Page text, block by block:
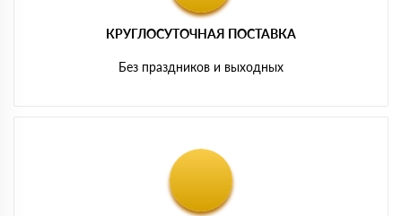
КРУГЛОСУТОЧНАЯ ПОСТАВКА
Без праздников и выходных